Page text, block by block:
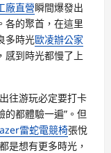
廠直營瞬間爆發出
各的聚首，在這里
多時光歐凌辦公家
感到時光都慢了上
往游玩必定要打卡
都體驗一遍”。但
雷蛇電競椅張悅
是想有更多時光，